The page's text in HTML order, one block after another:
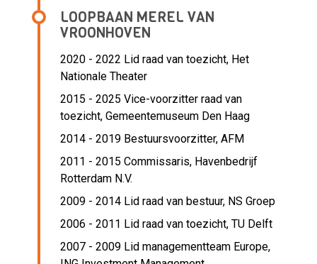
LOOPBAAN MEREL VAN
VROONHOVEN
2020 - 2022 Lid raad van toezicht, Het
Nationale Theater
2015 - 2025 Vice-voorzitter raad van
toezicht, Gemeentemuseum Den Haag
2014 - 2019 Bestuursvoorzitter, AFM
2011 - 2015 Commissaris, Havenbedrijf
Rotterdam N.V.
2009 - 2014 Lid raad van bestuur, NS Groep
2006 - 2011 Lid raad van toezicht, TU Delft
2007 - 2009 Lid managementteam Europe,